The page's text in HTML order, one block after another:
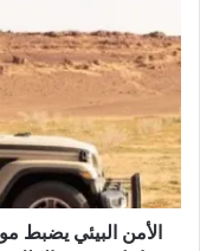
الأمن البيئي يضبط